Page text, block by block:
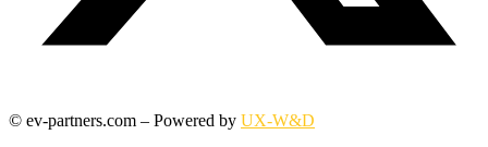
© ev-partners.com – Powered by UX-W&D